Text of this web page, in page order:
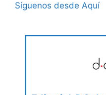
Síguenos desde Aquí